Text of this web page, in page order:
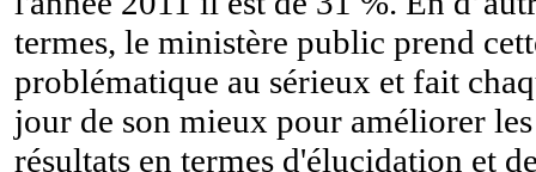
termes, le ministère public prend
problématique au sérieux et fait
jour de son mieux pour améliorer les
résultats en termes d'élucidation et